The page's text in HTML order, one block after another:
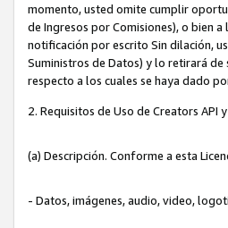
momento, usted omite cumplir
de Ingresos por Comisiones), o bien
notificación por escrito Sin dilación,
Suministros de Datos) y lo retirará
respecto a los cuales se haya dado
2. Requisitos de Uso de Creators API
(a) Descripción. Conforme a esta
- Datos, imágenes, audio, video,